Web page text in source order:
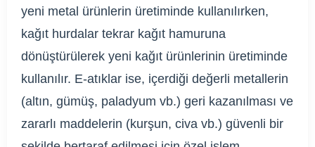
yeni metal ürünlerin üretiminde kullanılırken,
kağıt hurdalar tekrar kağıt hamuruna
dönüştürülerek yeni kağıt ürünlerinin üretiminde
kullanılır. E-atıklar ise, içerdiği değerli metallerin
(altın, gümüş, paladyum vb.) geri kazanılması ve
zararlı maddelerin (kurşun, civa vb.) güvenli bir